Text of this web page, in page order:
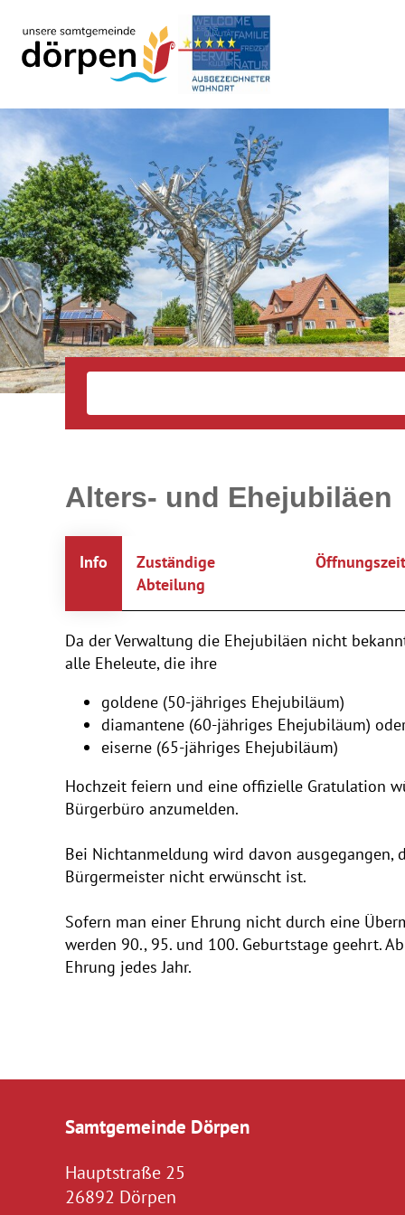
Alters- und Ehejubiläen
Info
Zuständige
Abteilung
Da der Verwaltung die Ehejubiläen nicht
alle Eheleute, die ihre
goldene (50-jähriges Ehejubiläum)
diamantene (60-jähriges Ehejubiläum)
eiserne (65-jähriges Ehejubiläum)
Hochzeit feiern und eine offizielle Gratulation
Bürgerbüro anzumelden.
Bei Nichtanmeldung wird davon ausgegangen,
Bürgermeister nicht erwünscht ist.
Sofern man einer Ehrung nicht durch eine
werden 90., 95. und 100. Geburtstage geehrt.
Ehrung jedes Jahr.
Samtgemeinde Dörpen
Hauptstraße 25
26892 Dörpen